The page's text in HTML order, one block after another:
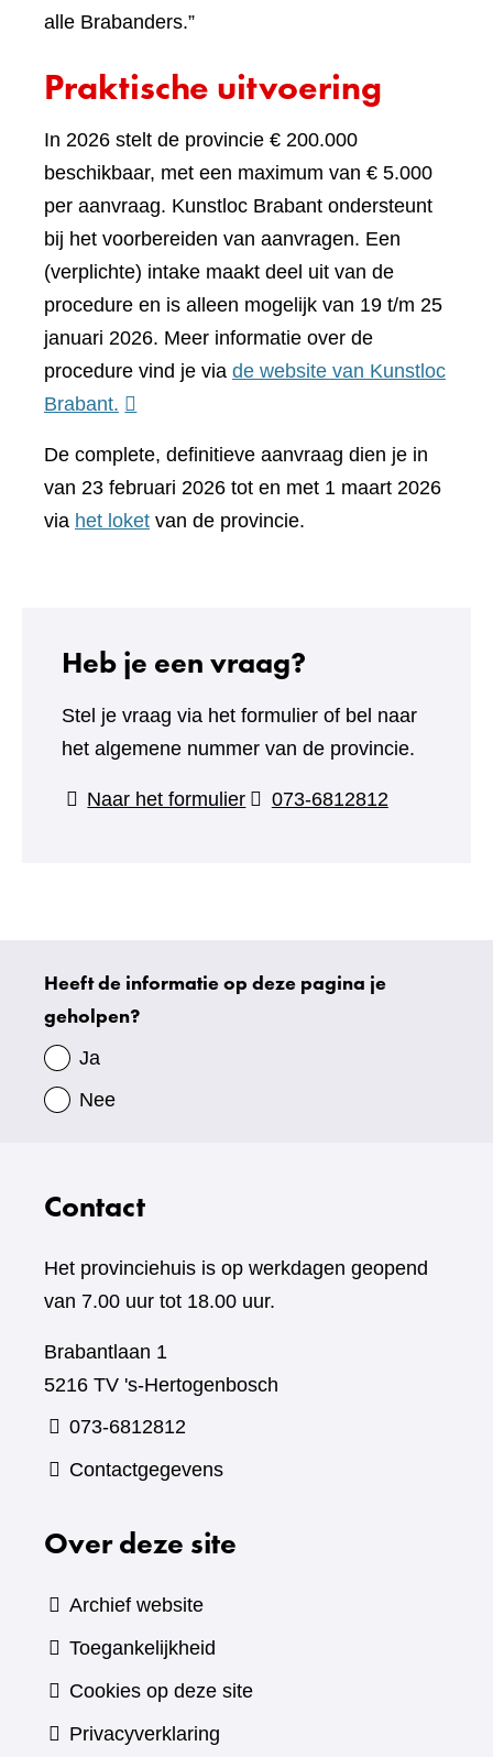
alle Brabanders.”
Praktische uitvoering
In 2026 stelt de provincie € 200.000
beschikbaar, met een maximum van € 5.000
per aanvraag. Kunstloc Brabant ondersteunt
bij het voorbereiden van aanvragen. Een
(verplichte) intake maakt deel uit van de
procedure en is alleen mogelijk van 19 t/m 25
januari 2026. Meer informatie over de
procedure vind je via de website van Kunstloc
Brabant. (verwijst
een
andere
website)
De complete, definitieve aanvraag dien je in
van 23 februari 2026 tot en met 1 maart 2026
via het loket van de provincie.
Heb je een vraag?
Stel je vraag via het formulier of bel naar
het algemene nummer van de provincie.
Naar het formulier(verwijst
073-6812812
Uw
gegevens
Heeft de informatie op deze pagina je
geholpen?
Ja
Nee
Contact
Het provinciehuis is op werkdagen geopend
van 7.00 uur tot 18.00 uur.
Brabantlaan 1
5216 TV 's-Hertogenbosch
073-6812812
Contactgegevens
Over deze site
Archief website
Toegankelijkheid
Cookies op deze site
Privacyverklaring